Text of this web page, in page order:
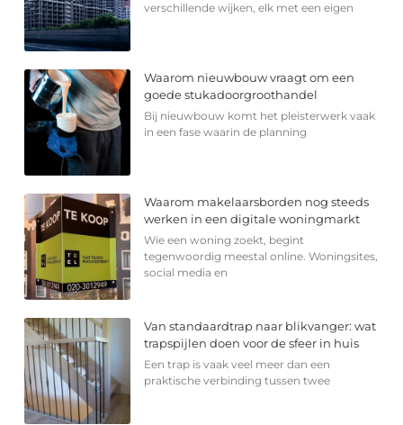
verschillende wijken, elk met een eigen
Waarom nieuwbouw vraagt om een
goede stukadoorgroothandel
Bij nieuwbouw komt het pleisterwerk vaak
in een fase waarin de planning
Waarom makelaarsborden nog steeds
werken in een digitale woningmarkt
Wie een woning zoekt, begint
tegenwoordig meestal online. Woningsites,
social media en
Van standaardtrap naar blikvanger: wat
trapspijlen doen voor de sfeer in huis
Een trap is vaak veel meer dan een
praktische verbinding tussen twee